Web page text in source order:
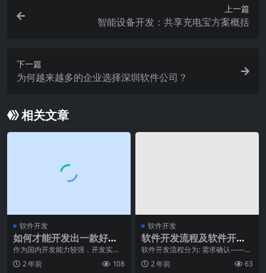
上一篇
智能设备开发：共享充电宝方案概括
下一篇
为何越来越多的企业选择深圳软件公司？
相关文章
软件开发
如何才能开发出一款好的
软件？
作为国内开发能力较强，开发实力
达10余年以上的APP开发公司，大
多数集中在一线城
2 年前 108
软件开发
软件开发流程及软件开发
的相关内容介绍
软件开发流程分为: 需求确认——概
要设计——详细设计——编码——
单元测试——集成
2 年前 63